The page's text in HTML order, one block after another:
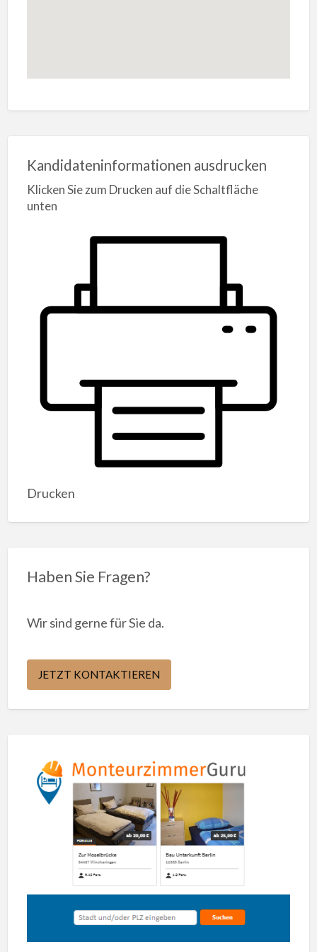
Kandidateninformationen ausdrucken
Klicken Sie zum Drucken auf die Schaltfläche
unten
Drucken
Haben Sie Fragen?
Wir sind gerne für Sie da.
JETZT KONTAKTIEREN